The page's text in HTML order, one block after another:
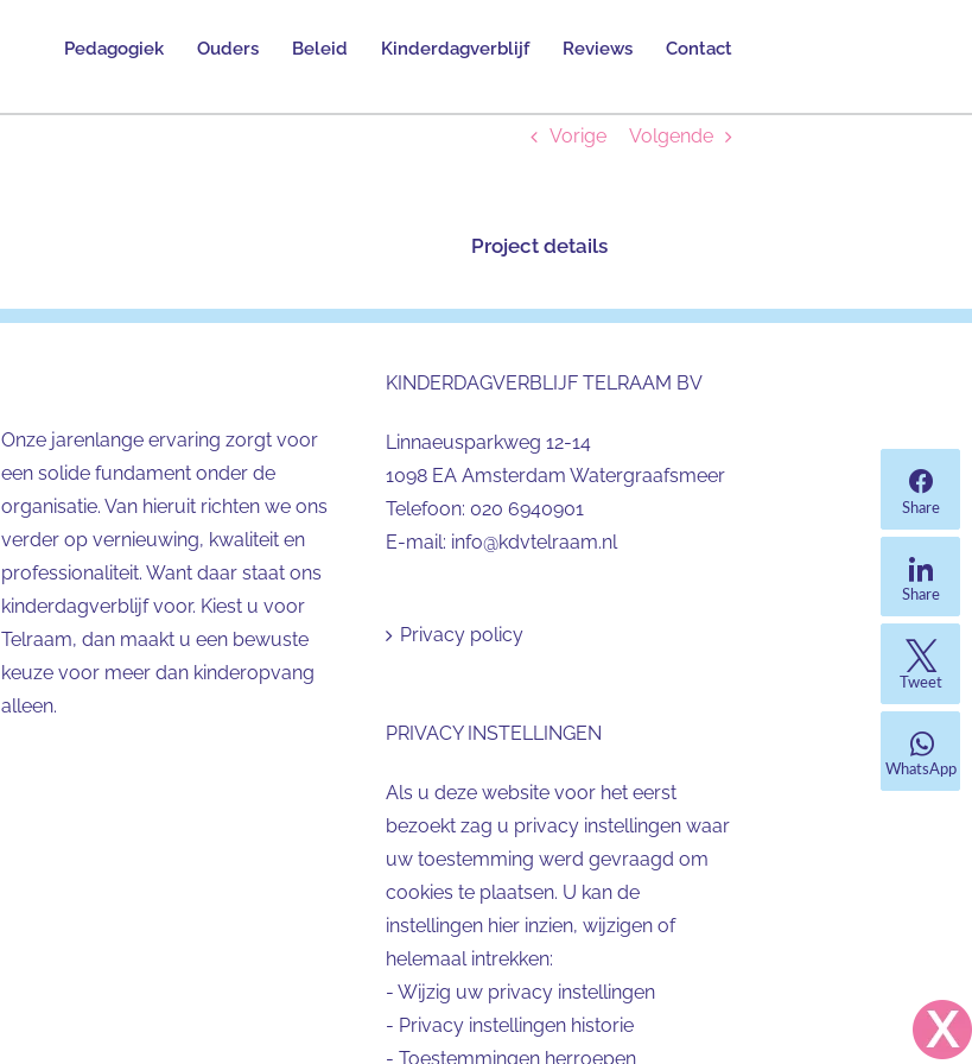
Pedagogiek Ouders Beleid Kinderdagverblijf Reviews Contact
Vorige Volgende
Project details
Onze jarenlange ervaring zorgt voor
een solide fundament onder de
organisatie. Van hieruit richten we ons
verder op vernieuwing, kwaliteit en
professionaliteit. Want daar staat ons
kinderdagverblijf voor. Kiest u voor
Telraam, dan maakt u een bewuste
keuze voor meer dan kinderopvang
alleen.
KINDERDAGVERBLIJF TELRAAM BV
Linnaeusparkweg 12-14
1098 EA Amsterdam Watergraafsmeer
Telefoon: 020 6940901
E-mail: info@kdvtelraam.nl
Privacy policy
PRIVACY INSTELLINGEN
Als u deze website voor het eerst
bezoekt zag u privacy instellingen waar
uw toestemming werd gevraagd om
cookies te plaatsen. U kan de
instellingen hier inzien, wijzigen of
helemaal intrekken:
- Wijzig uw privacy instellingen
- Privacy instellingen historie
- Toestemmingen herroepen
Share
Share
Tweet
WhatsApp